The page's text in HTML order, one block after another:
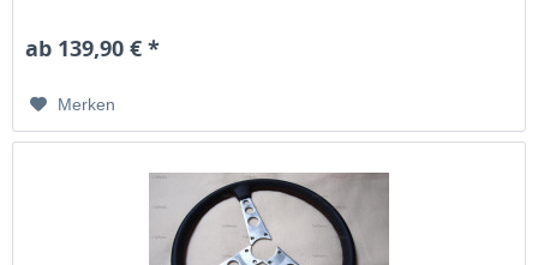
ab 139,90 € *
Merken